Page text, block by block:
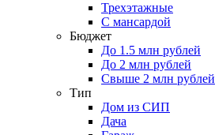
Трехэтажные
С мансардой
Бюджет
До 1.5 млн рублей
До 2 млн рублей
Свыше 2 млн рублей
Тип
Дом из СИП
Дача